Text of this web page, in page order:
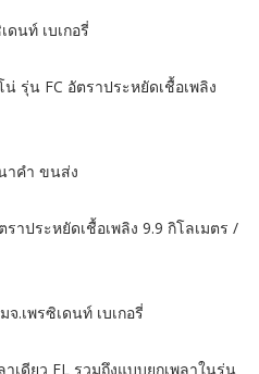
นท์ เบเกอรี่
รุ่น FC อัตราประหยัดเชื้อเพลิง
าคำ ขนส่ง
าประหยัดเชื้อเพลิง 9.9 กิโลเมตร /
.เพรซิเดนท์ เบเกอรี่
เดียว FL รวมถึงแบบยกเพลาในรุ่น